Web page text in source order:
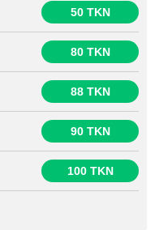
50 TKN
80 TKN
88 TKN
90 TKN
100 TKN